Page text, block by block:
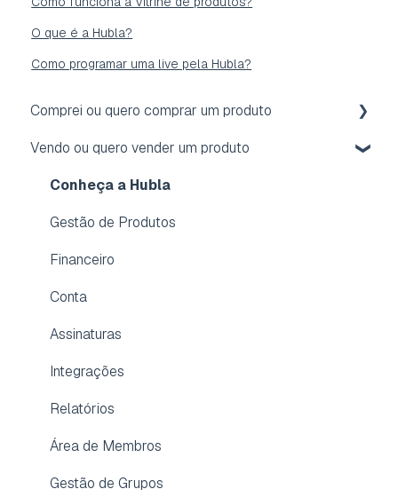
O que é a Hubla?
Como programar uma live pela Hubla?
Comprei ou quero comprar um produto
Acesso
Reembolso
Assinatura
Conta
Dúvidas frequentes
Aplicativo para membros
Vendo ou quero vender um produto
Conheça a Hubla
Gestão de Produtos
Financeiro
Conta
Assinaturas
Integrações
Relatórios
Área de Membros
Gestão de Grupos